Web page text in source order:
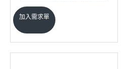
加入需求單